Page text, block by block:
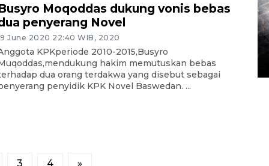
Moqoddas dukung vonis bebas
penyerang Novel
June 2020 22:40 WIB, 2020
KPKperiode 2010-2015,Busyro
hakim memutuskan bebas
dua orang terdakwa yang disebut sebagai
penyidik KPK Novel Baswedan. ...
3 4 »
Alokasi anggaran untuk bibit
kopi arabika Gayo
15 June 2026 11:15 WIB